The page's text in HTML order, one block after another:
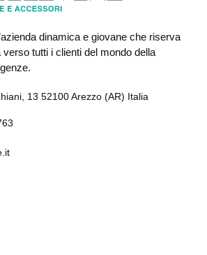
dinamica e giovane che riserva
verso tutti i clienti del mondo della
13 52100 Arezzo (AR) Italia